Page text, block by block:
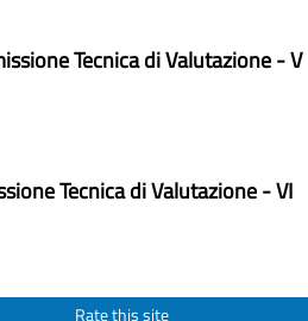
Tecnica di Valutazione - V
Tecnica di Valutazione - VI
Rate this site